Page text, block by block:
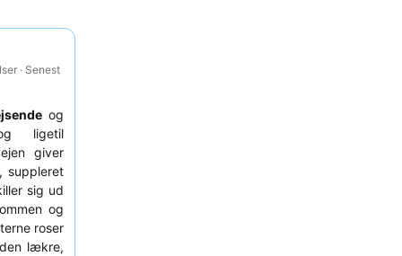
· Senest
og
ligetil
giver
suppleret
sig ud
og
roser
lækre,